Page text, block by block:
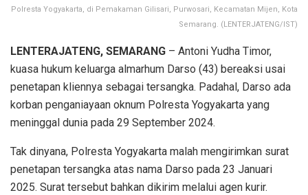
Polresta Yogyakarta, di Pemakaman Gilisari, Purwosari, Kecamatan Mijen, Kota
Semarang. (LENTERJATENG/IST)
LENTERAJATENG, SEMARANG – Antoni Yudha Timor,
kuasa hukum keluarga almarhum Darso (43) bereaksi usai
penetapan kliennya sebagai tersangka. Padahal, Darso ada
korban penganiayaan oknum Polresta Yogyakarta yang
meninggal dunia pada 29 September 2024.
Tak dinyana, Polresta Yogyakarta malah mengirimkan surat
penetapan tersangka atas nama Darso pada 23 Januari
2025. Surat tersebut bahkan dikirim melalui agen kurir.